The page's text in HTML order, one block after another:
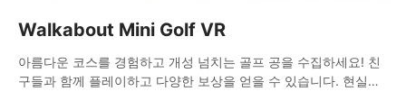
Walkabout Mini Golf VR
아름다운 코스를 경험하고 개성 넘치는 골프 공을 수집하세요! 친
구들과 함께 플레이하고 다양한 보상을 얻을 수 있습니다. 현실적